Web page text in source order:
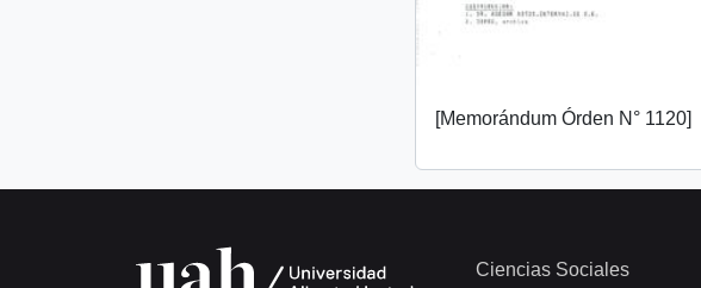
[Memorándum Órden N° 1120]
Ciencias Sociales